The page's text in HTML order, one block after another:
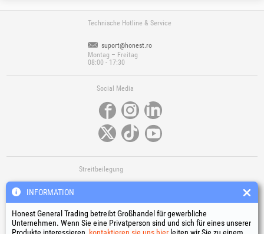
Technische Hotline & Service
suport@honest.ro
Montag – Freitag
08:00 - 17:30
Social Media
Streitbeilegung
INFORMATION
Honest General Trading betreibt Großhandel für gewerbliche
Unternehmen. Wenn Sie eine Privatperson sind und sich für eines unserer